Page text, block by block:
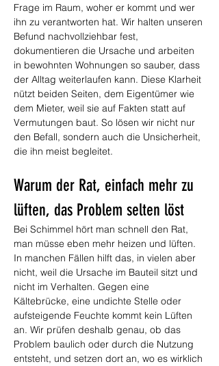
Frage im Raum, woher er kommt und wer
ihn zu verantworten hat. Wir halten unseren
Befund nachvollziehbar fest,
dokumentieren die Ursache und arbeiten
in bewohnten Wohnungen so sauber, dass
der Alltag weiterlaufen kann. Diese Klarheit
nützt beiden Seiten, dem Eigentümer wie
dem Mieter, weil sie auf Fakten statt auf
Vermutungen baut. So lösen wir nicht nur
den Befall, sondern auch die Unsicherheit,
die ihn meist begleitet.
Warum der Rat, einfach mehr zu
lüften, das Problem selten löst
Bei Schimmel hört man schnell den Rat,
man müsse eben mehr heizen und lüften.
In manchen Fällen hilft das, in vielen aber
nicht, weil die Ursache im Bauteil sitzt und
nicht im Verhalten. Gegen eine
Kältebrücke, eine undichte Stelle oder
aufsteigende Feuchte kommt kein Lüften
an. Wir prüfen deshalb genau, ob das
Problem baulich oder durch die Nutzung
entsteht, und setzen dort an, wo es wirklich